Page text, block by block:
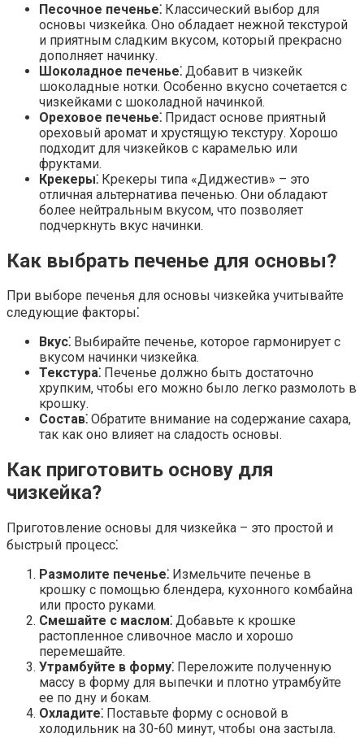
Песочное печенье⁚ Классический выбор для
основы чизкейка. Оно обладает нежной текстурой
и приятным сладким вкусом, который прекрасно
дополняет начинку.
Шоколадное печенье⁚ Добавит в чизкейк
шоколадные нотки. Особенно вкусно сочетается с
чизкейками с шоколадной начинкой.
Ореховое печенье⁚ Придаст основе приятный
ореховый аромат и хрустящую текстуру. Хорошо
подходит для чизкейков с карамелью или
фруктами.
Крекеры⁚ Крекеры типа «Диджестив» – это
отличная альтернатива печенью. Они обладают
более нейтральным вкусом, что позволяет
подчеркнуть вкус начинки.
Как выбрать печенье для основы?
При выборе печенья для основы чизкейка учитывайте
следующие факторы⁚
Вкус⁚ Выбирайте печенье, которое гармонирует с
вкусом начинки чизкейка.
Текстура⁚ Печенье должно быть достаточно
хрупким, чтобы его можно было легко размолоть в
крошку.
Состав⁚ Обратите внимание на содержание сахара,
так как оно влияет на сладость основы.
Как приготовить основу для
чизкейка?
Приготовление основы для чизкейка – это простой и
быстрый процесс⁚
Размолите печенье⁚ Измельчите печенье в
крошку с помощью блендера, кухонного комбайна
или просто руками.
Смешайте с маслом⁚ Добавьте к крошке
растопленное сливочное масло и хорошо
перемешайте.
Утрамбуйте в форму⁚ Переложите полученную
массу в форму для выпечки и плотно утрамбуйте
ее по дну и бокам.
Охладите⁚ Поставьте форму с основой в
холодильник на 30-60 минут, чтобы она застыла.